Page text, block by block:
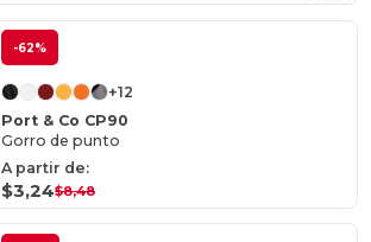
-62%
+12
Port & Co CP90
Gorro de punto
A partir de:
$3,24$8,48